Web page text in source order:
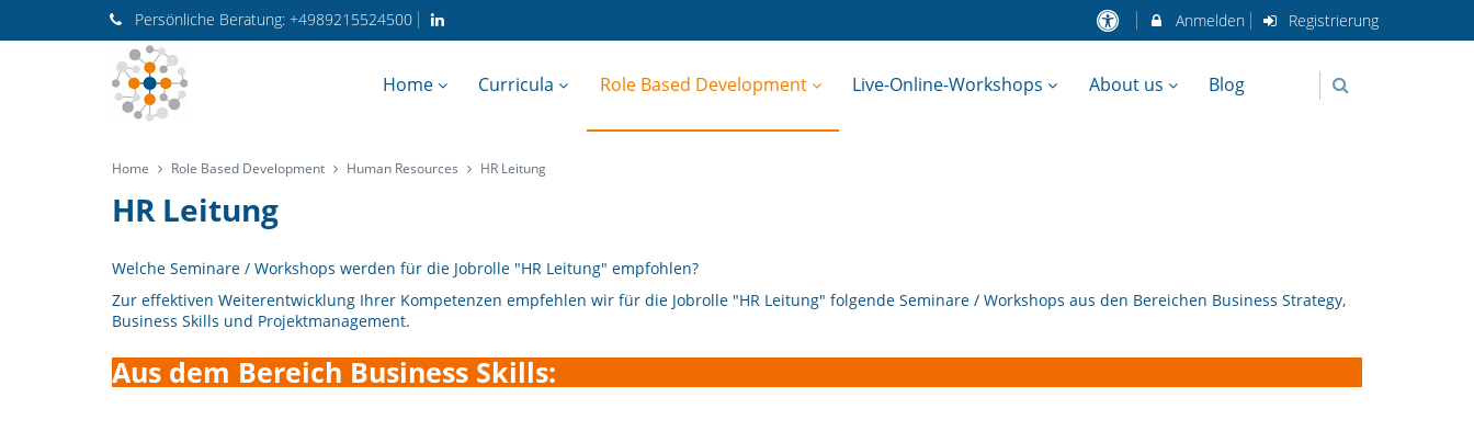
Persönliche Beratung: +4989215524500 Anmelden Registrierung
Home Curricula Role Based Development Live-Online-Workshops About us Blog
Home Role Based Development Human Resources HR Leitung
HR Leitung
Welche Seminare / Workshops werden für die Jobrolle "HR Leitung" empfohlen?
Zur effektiven Weiterentwicklung Ihrer Kompetenzen empfehlen wir für die Jobrolle "HR Leitung" folgende Seminare / Workshops aus den Bereichen Business Strategy,
Business Skills und Projektmanagement.
Aus dem Bereich Business Skills: